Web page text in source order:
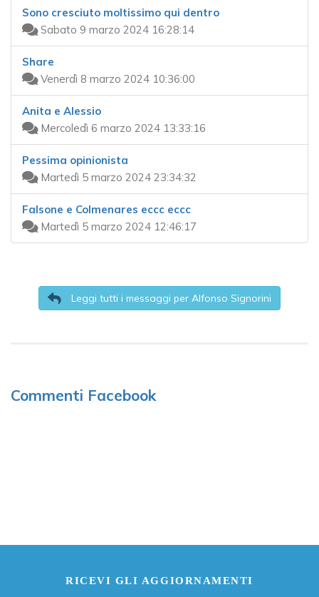
Sono cresciuto moltissimo qui dentro
Sabato 9 marzo 2024 16:28:14
Share
Venerdì 8 marzo 2024 10:36:00
Anita e Alessio
Mercoledì 6 marzo 2024 13:33:16
Pessima opinionista
Martedì 5 marzo 2024 23:34:32
Falsone e Colmenares eccc eccc
Martedì 5 marzo 2024 12:46:17
Leggi tutti i messaggi per Alfonso Signorini
Commenti Facebook
RICEVI GLI AGGIORNAMENTI